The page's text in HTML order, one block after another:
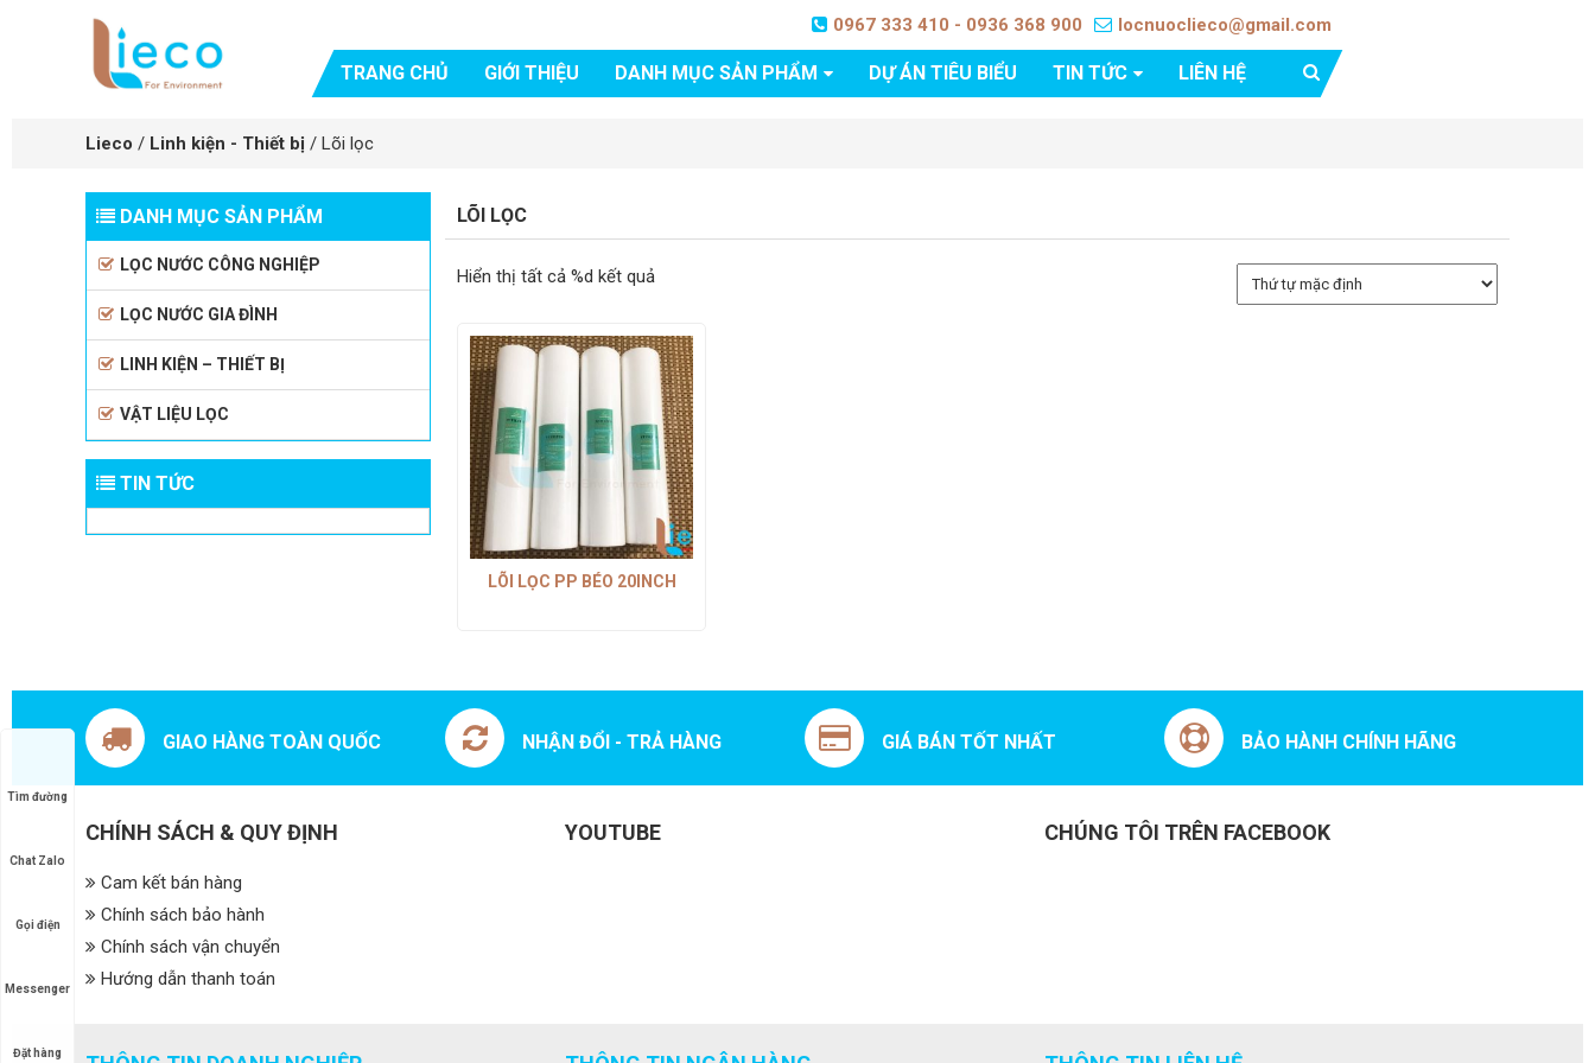
0967 333 410 - 0936 368 900 locnuoclieco@gmail.com
TRANG CHỦ GIỚI THIỆU DANH MỤC SẢN PHẨM DỰ ÁN TIÊU BIỂU TIN TỨC LIÊN HỆ
Lieco / Linh kiện - Thiết bị / Lõi lọc
LÕI LỌC
Hiển thị tất cả %d kết quả
LÕI LỌC PP BÉO 20INCH
DANH MỤC SẢN PHẨM
LỌC NƯỚC CÔNG NGHIỆP
LỌC NƯỚC GIA ĐÌNH
LINH KIỆN – THIẾT BỊ
VẬT LIỆU LỌC
TIN TỨC
GIAO HÀNG TOÀN QUỐC NHẬN ĐỔI - TRẢ HÀNG GIÁ BÁN TỐT NHẤT BẢO HÀNH CHÍNH HÃNG
Tìm đường
Chat Zalo
Gọi điện
Messenger
Đặt hàng
CHÍNH SÁCH & QUY ĐỊNH
Cam kết bán hàng
Chính sách bảo hành
Chính sách vận chuyển
Hướng dẫn thanh toán
YOUTUBE CHÚNG TÔI TRÊN FACEBOOK